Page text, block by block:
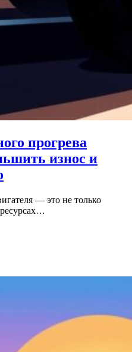
прогрева
износ и
— это не только